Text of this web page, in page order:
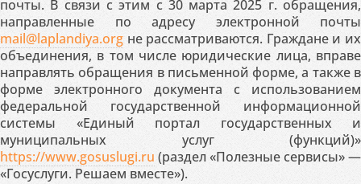
почты. В связи с этим с 30 марта 2025 г. обращения,
направленные по адресу электронной почты
mail@laplandiya.org не рассматриваются. Граждане и их
объединения, в том числе юридические лица, вправе
направлять обращения в письменной форме, а также в
форме электронного документа с использованием
федеральной государственной информационной
системы «Единый портал государственных и
муниципальных услуг (функций)»
https://www.gosuslugi.ru (раздел «Полезные сервисы» —
«Госуслуги. Решаем вместе»).